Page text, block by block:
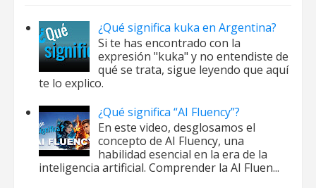
¿Qué significa kuka en Argentina?
Si te has encontrado con la
expresión "kuka" y no entendiste de
qué se trata, sigue leyendo que aquí
te lo explico.
¿Qué significa “AI Fluency”?
En este video, desglosamos el
concepto de AI Fluency, una
habilidad esencial en la era de la
inteligencia artificial. Comprender la AI Fluen...